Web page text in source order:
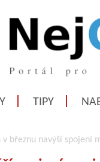
TIPY
v březnu navýší spojení